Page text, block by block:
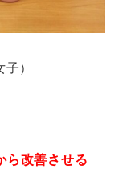
）
ら改善させる